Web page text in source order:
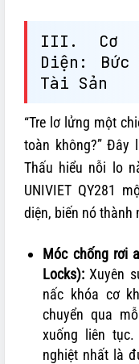
III. Cơ
Diện: Bức
Tài Sản
“Tre lơ lửng một
toàn không?” Đây
Thấu hiểu nỗi lo
UNIVIET QY281
diện, biến nó thành
Móc chống rơi
Locks): Xuyên
nấc khóa cơ
chuyển qua
xuống liên
nghiệt nhất là